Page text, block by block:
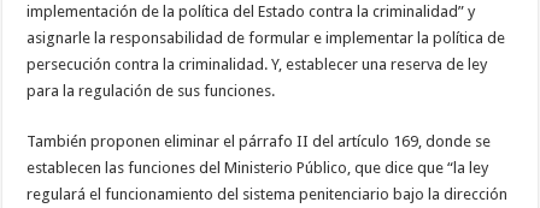
implementación de la política del Estado contra la criminalidad” y
asignarle la responsabilidad de formular e implementar la política de
persecución contra la criminalidad. Y, establecer una reserva de ley
para la regulación de sus funciones.
También proponen eliminar el párrafo II del artículo 169, donde se
establecen las funciones del Ministerio Público, que dice que “la ley
regulará el funcionamiento del sistema penitenciario bajo la dirección